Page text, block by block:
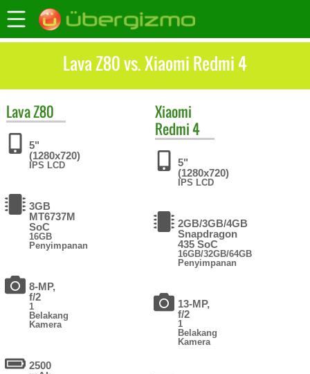
Lava Z80 vs. Xiaomi Redmi 4
LavaZ80
5"
(1280x720)
IPS LCD
3GB
MT6737M
SoC
16GB
Penyimpanan
8-MP,
f/2
1
Belakang
Kamera
2500
Xiaomi
Redmi 4
5"
(1280x720)
IPS LCD
2GB/3GB/4GB
Snapdragon
435 SoC
16GB/32GB/64GB
Penyimpanan
13-MP,
f/2
1
Belakang
Kamera